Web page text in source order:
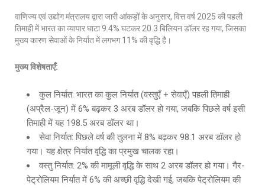
वाणिज्य एवं उद्योग मंत्रालय द्वारा जारी आंकड़ों के अनुसार, वित्त वर्ष 2025 की पहली
तिमाही में भारत का व्यापार घाटा 9.4% घटकर 20.3 बिलियन डॉलर रह गया, जिसका
मुख्य कारण सेवाओं के निर्यात में लगभग 11% की वृद्धि है।
मुख्य विशेषताएँ:
कुल निर्यात: भारत का कुल निर्यात (वस्तुएँ + सेवाएँ) पहली तिमाही
(अप्रैल-जून) में 6% बढ़कर 3 अरब डॉलर हो गया, जबकि पिछले वर्ष इसी
तिमाही में यह 198.5 अरब डॉलर था।
सेवा निर्यात: पिछले वर्ष की तुलना में 8% बढ़कर 98.1 अरब डॉलर हो
गया। यह क्षेत्र निर्यात वृद्धि का प्रमुख चालक रहा।
वस्तु निर्यात: 2% की मामूली वृद्धि के साथ 2 अरब डॉलर हो गया। गैर-
पेट्रोलियम निर्यात में 6% की अच्छी वृद्धि देखी गई, जबकि पेट्रोलियम की